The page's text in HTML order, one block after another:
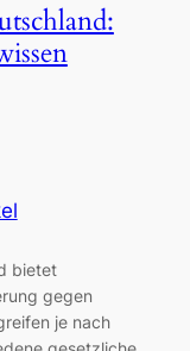
bietet
gegen
je nach